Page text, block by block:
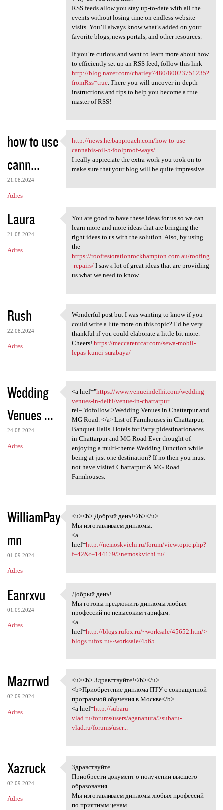
RSS feeds allow you stay up-to-date with all the
events without losing time on endless website
visits. You’ll always know what’s added on your
favorite blogs, news portals, and other resources.
If you’re curious and want to learn more about how
to efficiently set up an RSS feed, follow this link -
http://blog.naver.com/charley7480/80023751235?
fromRss=true. There you will uncover in-depth
instructions and tips to help you become a true
master of RSS!
how to use
cann...
21.08.2024
Adres
http://news.herbapproach.com
http://news.herbapproach.com/how-to-use-
cannabis-oil-5-foolproof-ways/
I really appreciate the extra work you took on to
make sure that your blog will be quite impressive.
Laura
21.08.2024
Adres
You are good to have these
You are good to have these ideas for us so we can
learn more and more ideas that are bringing the
right ideas to us with the solution. Also, by using
the
https://roofrestorationrockhampton.com.au/roofing
-repairs/I saw a lot of great ideas that are providing
us what we need to know.
Rush
22.08.2024
Adres
Wonderful post but I was
Wonderful post but I was wanting to know if you
could write a litte more on this topic? I’d be very
thankful if you could elaborate a little bit more.
Cheers! https://meccarentcar.com/sewa-mobil-
lepas-kunci-surabaya/
Wedding
Venues ...
24.08.2024
Adres
<a href="https://www
<a href="https://www.venueindelhi.com/wedding-
venues-in-delhi/venue-in-chattarpur...
rel="dofollow">Wedding Venues in Chattarpur and
MG Road. </a> List of Farmhouses in Chattarpur,
Banquet Halls, Hotels for Party pldestinationaces
in Chattarpur and MG Road Ever thought of
enjoying a multi-theme Wedding Function while
being at just one destination? If no then you must
not have visited Chattarpur & MG Road
Farmhouses.
WilliamPay
mn
01.09.2024
Adres
<u><b> Добрый день!</b></u>
<u><b> Добрый день!</b></u>
Мы изготавливаем дипломы.
<a
href=http://nemoskvichi.ru/forum/viewtopic.php?
f=42&t=144139/>nemoskvichi.ru/...
Eanrxvu
01.09.2024
Adres
Добрый день!
Добрый день!
Мы готовы предложить дипломы любых
профессий по невысоким тарифам.
<a
href=http://blogs.rufox.ru/~worksale/45652.htm/>
blogs.rufox.ru/~worksale/4565...
Mazrrwd
02.09.2024
Adres
<u><b> Здравствуйте!</b></u>
<u><b> Здравствуйте!</b></u>
<b>Приобретение диплома ПТУ с сокращенной
программой обучения в Москве</b>
<a href=http://subaru-
vlad.ru/forums/users/agananuta/>subaru-
vlad.ru/forums/user...
Xazruck
02.09.2024
Adres
Здравствуйте!
Здравствуйте!
Приобрести документ о получении высшего
образования.
Мы изготавливаем дипломы любых профессий
по приятным ценам.